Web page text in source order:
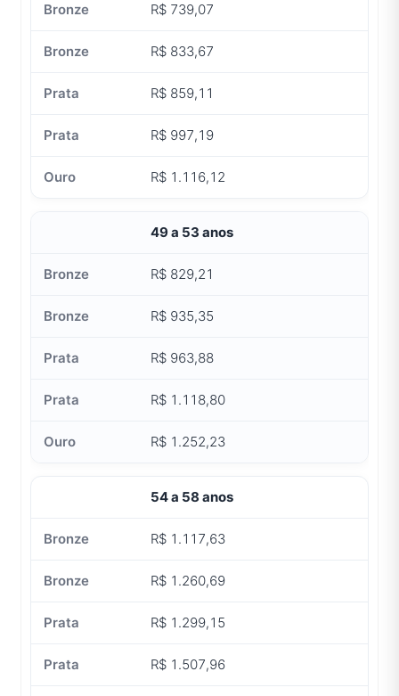
R$ 739,07
R$ 833,67
R$ 859,11
R$ 997,19
R$ 1.116,12
49 a 53 anos
R$ 829,21
R$ 935,35
R$ 963,88
R$ 1.118,80
R$ 1.252,23
54 a 58 anos
R$ 1.117,63
R$ 1.260,69
R$ 1.299,15
R$ 1.507,96